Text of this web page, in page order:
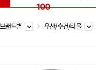
100
브랜드별 우산/수건/타올